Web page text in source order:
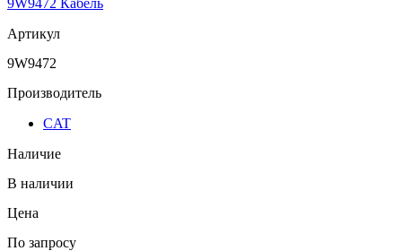
Артикул
9W9472
Производитель
CAT
Наличие
В наличии
Цена
По запросу